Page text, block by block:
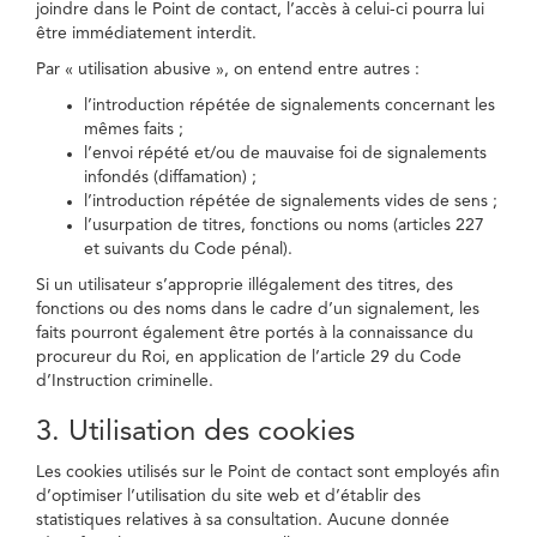
joindre dans le Point de contact, l’accès à celui-ci pourra lui
être immédiatement interdit.
Par « utilisation abusive », on entend entre autres :
l’introduction répétée de signalements concernant les
mêmes faits ;
l’envoi répété et/ou de mauvaise foi de signalements
infondés (diffamation) ;
l’introduction répétée de signalements vides de sens ;
l’usurpation de titres, fonctions ou noms (articles 227
et suivants du Code pénal).
Si un utilisateur s’approprie illégalement des titres, des
fonctions ou des noms dans le cadre d’un signalement, les
faits pourront également être portés à la connaissance du
procureur du Roi, en application de l’article 29 du Code
d’Instruction criminelle.
3. Utilisation des cookies
Les cookies utilisés sur le Point de contact sont employés afin
d’optimiser l’utilisation du site web et d’établir des
statistiques relatives à sa consultation. Aucune donnée